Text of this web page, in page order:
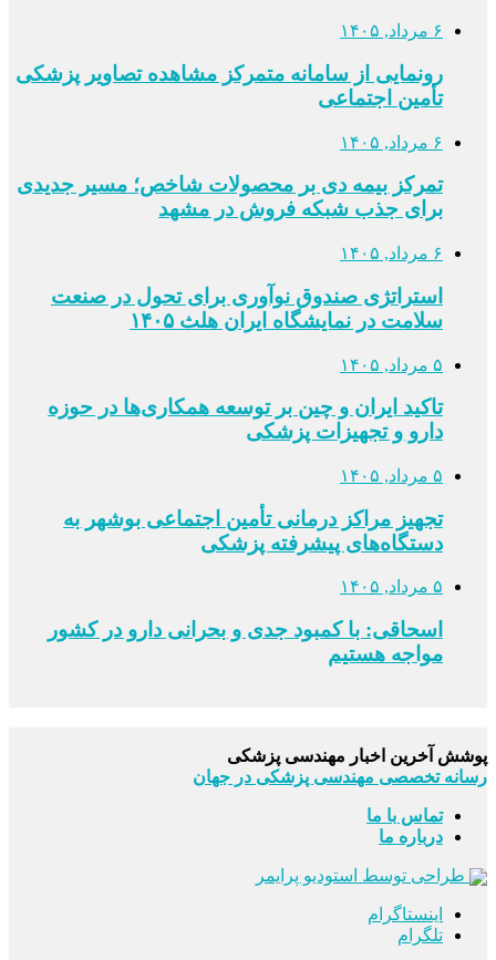
۶ مرداد, ۱۴۰۵
رونمایی از سامانه متمرکز مشاهده تصاویر پزشکی
تأمین اجتماعی
۶ مرداد, ۱۴۰۵
تمرکز بیمه دی بر محصولات شاخص؛ مسیر جدیدی
برای جذب شبکه فروش در مشهد
۶ مرداد, ۱۴۰۵
استراتژی صندوق نوآوری برای تحول در صنعت
سلامت در نمایشگاه ایران هلث ۱۴۰۵
۵ مرداد, ۱۴۰۵
تاکید ایران و چین بر توسعه همکاری‌ها در حوزه
دارو و تجهیزات پزشکی
۵ مرداد, ۱۴۰۵
تجهیز مراکز درمانی تأمین اجتماعی بوشهر به
دستگاه‌های پیشرفته پزشکی
۵ مرداد, ۱۴۰۵
اسحاقی: با کمبود جدی و بحرانی دارو در کشور
مواجه هستیم
پوشش آخرین اخبار مهندسی پزشکی
رسانه تخصصی مهندسی پزشکی در جهان
تماس با ما
درباره ما
طراحی توسط استودیو پرایمر
اینستاگرام
تلگرام